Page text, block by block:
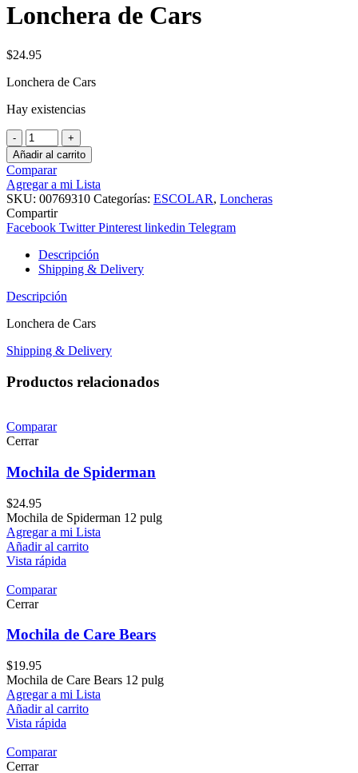
Lonchera de Cars
$24.95
Lonchera de Cars
Hay existencias
Lonchera
de
Cars
cantidad
Añadir al carrito
Comparar
Agregar a mi Lista
SKU: 00769310 Categorías: ESCOLAR, Loncheras
Compartir
Facebook Twitter Pinterest linkedin Telegram
Descripción
Shipping & Delivery
Descripción
Lonchera de Cars
Shipping & Delivery
Productos relacionados
Comparar
Cerrar
Mochila de Spiderman
$24.95
Mochila de Spiderman 12 pulg
Agregar a mi Lista
Añadir al carrito
Vista rápida
Comparar
Cerrar
Mochila de Care Bears
$19.95
Mochila de Care Bears 12 pulg
Agregar a mi Lista
Añadir al carrito
Vista rápida
Comparar
Cerrar